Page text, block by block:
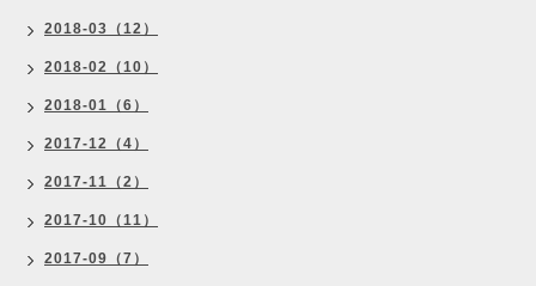
2018-03（12）
2018-02（10）
2018-01（6）
2017-12（4）
2017-11（2）
2017-10（11）
2017-09（7）